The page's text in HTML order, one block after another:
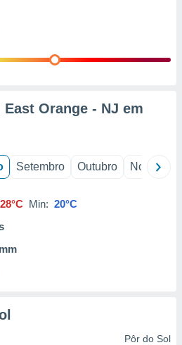
Orange - NJ em
Setembro Outubro Novembro
28°C Min: 20°C
Pôr do Sol